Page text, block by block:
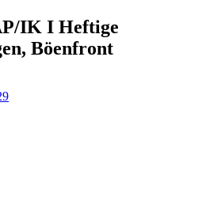
IK I Heftige
Böenfront